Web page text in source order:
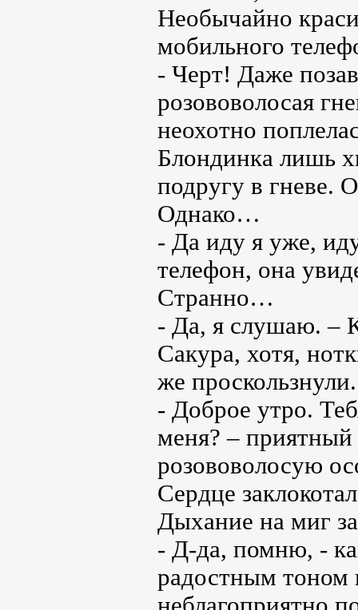
Необычайно
мобильного
- Черт! Даже
розововолосая
неохотно
Блондинка лишь
подругу в гневе.
Однако…
- Да иду я уже,
телефон, она
Странно…
- Да, я слушаю. –
Сакура, хотя,
же проскользнули.
- Доброе утро.
меня? – приятный
розововолосую
Сердце
Дыхание на миг
- Д-да, помню, -
радостным тоном